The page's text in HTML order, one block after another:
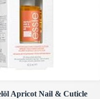
Apricot Nail & Cuticle